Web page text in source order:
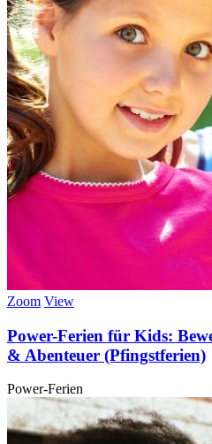
Zoom View
Power-Ferien für Kids:
& Abenteuer (Pfingstferien)
Power-Ferien